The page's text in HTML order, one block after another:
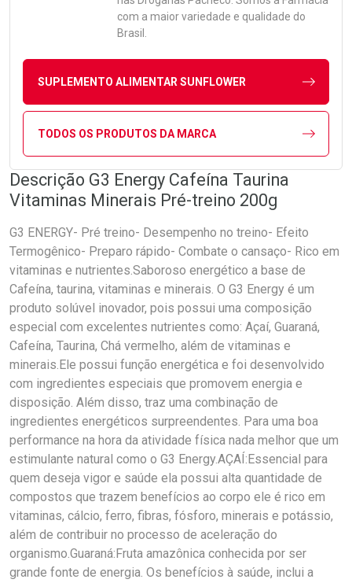
com a maior variedade e qualidade do
Brasil.
SUPLEMENTO ALIMENTAR SUNFLOWER
TODOS OS PRODUTOS DA MARCA
Descrição G3 Energy Cafeína Taurina
Vitaminas Minerais Pré-treino 200g
G3 ENERGY- Pré treino- Desempenho no treino- Efeito
Termogênico- Preparo rápido- Combate o cansaço- Rico em
vitaminas e nutrientes.Saboroso energético a base de
Cafeína, taurina, vitaminas e minerais. O G3 Energy é um
produto solúvel inovador, pois possui uma composição
especial com excelentes nutrientes como: Açaí, Guaraná,
Cafeína, Taurina, Chá vermelho, além de vitaminas e
minerais.Ele possui função energética e foi desenvolvido
com ingredientes especiais que promovem energia e
disposição. Além disso, traz uma combinação de
ingredientes energéticos surpreendentes. Para uma boa
performance na hora da atividade física nada melhor que um
estimulante natural como o G3 Energy.AÇAÍ:Essencial para
quem deseja vigor e saúde ela possui alta quantidade de
compostos que trazem benefícios ao corpo ele é rico em
vitaminas, cálcio, ferro, fibras, fósforo, minerais e potássio,
além de contribuir no processo de aceleração do
organismo.Guaraná:Fruta amazônica conhecida por ser
grande fonte de energia. Os benefícios à saúde, inclui a